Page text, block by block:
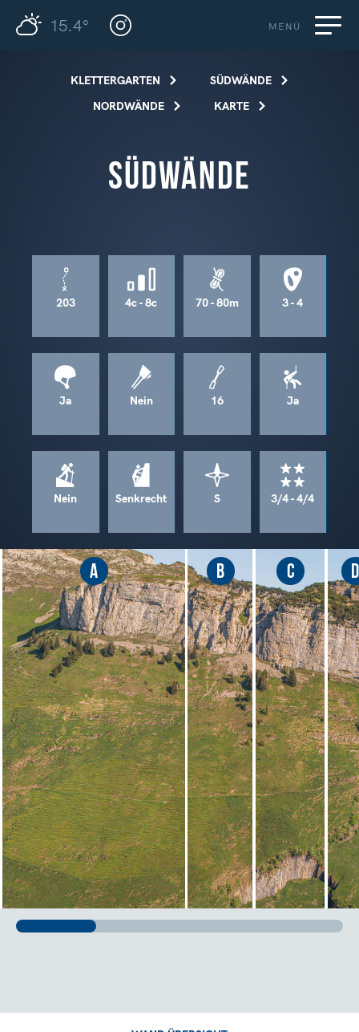
15.4° MENÜ
KLETTERGARTEN
SÜDWÄNDE
NORDWÄNDE
KARTE
Südwände
203 4c - 8c 70 - 80m 3 - 4
Ja Nein 16 Ja
Nein Senkrecht S 3/4 - 4/4
A B C D